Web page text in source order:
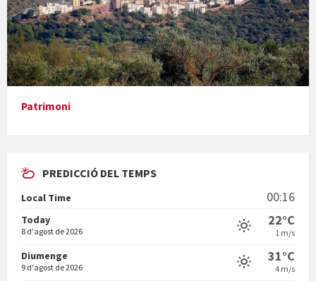
Presentació del llibre &quot;La mare&quot;, d'Emma Zafon
En Bum
Patrimoni
PREDICCIÓ DEL TEMPS
Local Time 00:16
Today
8 d'agost de 2026
22°C
1 m/s
Diumenge
9 d'agost de 2026
31°C
4 m/s